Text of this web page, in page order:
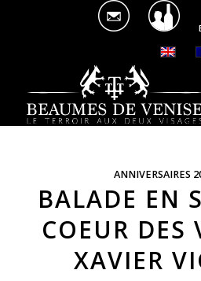
ANNIVERSAIRES
BALADE EN
COEUR DES
XAVIER